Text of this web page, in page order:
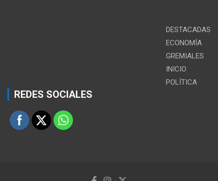
DESTACADAS
ECONOMÍA
GREMIALES
INICIO
POLÍTICA
REDES SOCIALES